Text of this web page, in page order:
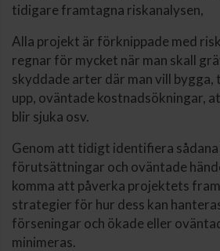
tidigare framtagna riskanalysen,
Alla projekt är förknippade med
regnar för mycket när man skall
skyddade arter där man vill
upp, oväntade kostnadsökningar,
blir sjuka osv.
Genom att tidigt identifiera
förutsättningar och oväntade
komma att påverka projektets
strategier för hur dess kan
förseningar och ökade eller
minimeras.